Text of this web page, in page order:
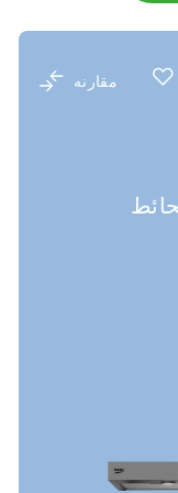
مقارنه